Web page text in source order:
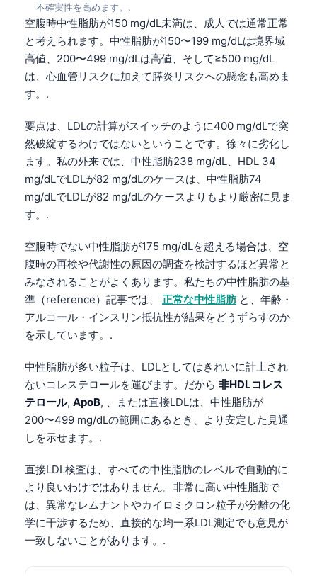
不確実性を高めます。.
空腹時中性脂肪が150 mg/dL未満は、成人では通常正常
と考えられます。中性脂肪が150〜199 mg/dLは境界域
高値、200〜499 mg/dLは高値、そして≥500 mg/dL
は、心血管リスクに加えて膵炎リスクへの懸念も高めま
す。.
要点は、LDLの計算がスイッチのように400 mg/dLで突
然破綻するわけではないということです。徐々に劣化し
ます。私の外来では、中性脂肪238 mg/dL、HDL 34
mg/dLでLDLが82 mg/dLのケースは、中性脂肪74
mg/dLでLDLが82 mg/dLのケースよりもより厳密に見ま
す。.
空腹時でない中性脂肪が175 mg/dLを超える場合は、空
腹時の再検や代謝性の原因の調査を検討するほど異常と
みなされることがよくあります。私たちの中性脂肪の基
準（reference）記事では、 正常な中性脂肪と、年齢・
アルコール・インスリン抵抗性が結果をどうずらすのか
を示しています。.
中性脂肪が多い粒子は、LDLとしてはきれいに計上され
ないコレステロールを運びます。だから 非HDLコレス
テロール, ApoB, 、または直接LDLは、中性脂肪が
200〜499 mg/dLの範囲にあるとき、より安定した見通
しを示せます。.
直接LDL検査は、すべての中性脂肪のレベルで自動的に
より良いわけではありません。非常に高い中性脂肪で
は、異常なレムナントやカイロミクロン粒子が分離の化
学に干渉するため、直接的な均一系LDL測定でも意見が
一致しないことがあります。.